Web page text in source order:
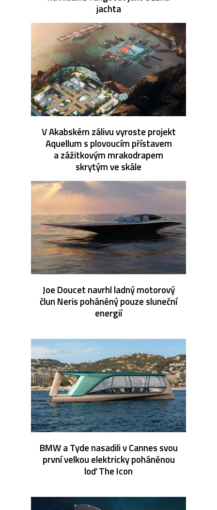
jachta
V Akabském zálivu vyroste projekt
Aquellum s plovoucím přístavem
a zážitkovým mrakodrapem
skrytým ve skále
Joe Doucet navrhl ladný motorový
člun Neris poháněný pouze sluneční
energií
BMW a Tyde nasadili v Cannes svou
první velkou elektricky poháněnou
loď The Icon